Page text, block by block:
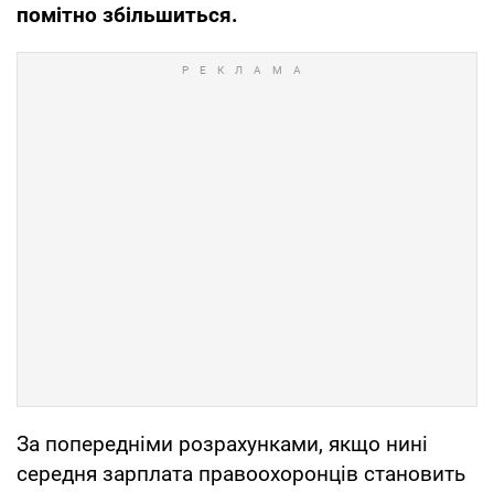
помітно збільшиться.
За попередніми розрахунками, якщо нині
середня зарплата правоохоронців становить